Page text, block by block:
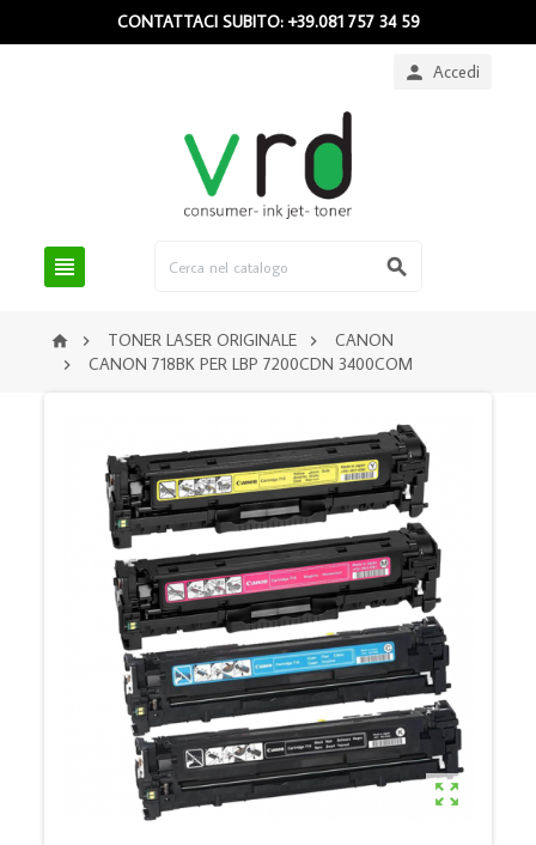
CONTATTACI SUBITO: +39.081 757 34 59
 Accedi
 
  TONER LASER ORIGINALE  CANON
 CANON 718BK PER LBP 7200CDN 3400COM
